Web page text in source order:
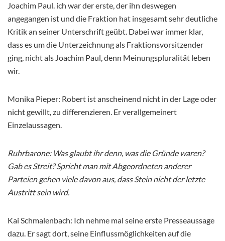
Joachim Paul. ich war der erste, der ihn deswegen
angegangen ist und die Fraktion hat insgesamt sehr deutliche
Kritik an seiner Unterschrift geübt. Dabei war immer klar,
dass es um die Unterzeichnung als Fraktionsvorsitzender
ging, nicht als Joachim Paul, denn Meinungspluralität leben
wir.
Monika Pieper: Robert ist anscheinend nicht in der Lage oder
nicht gewillt, zu differenzieren. Er verallgemeinert
Einzelaussagen.
Ruhrbarone: Was glaubt ihr denn, was die Gründe waren?
Gab es Streit? Spricht man mit Abgeordneten anderer
Parteien gehen viele davon aus, dass Stein nicht der letzte
Austritt sein wird.
Kai Schmalenbach: Ich nehme mal seine erste Presseaussage
dazu. Er sagt dort, seine Einflussmöglichkeiten auf die